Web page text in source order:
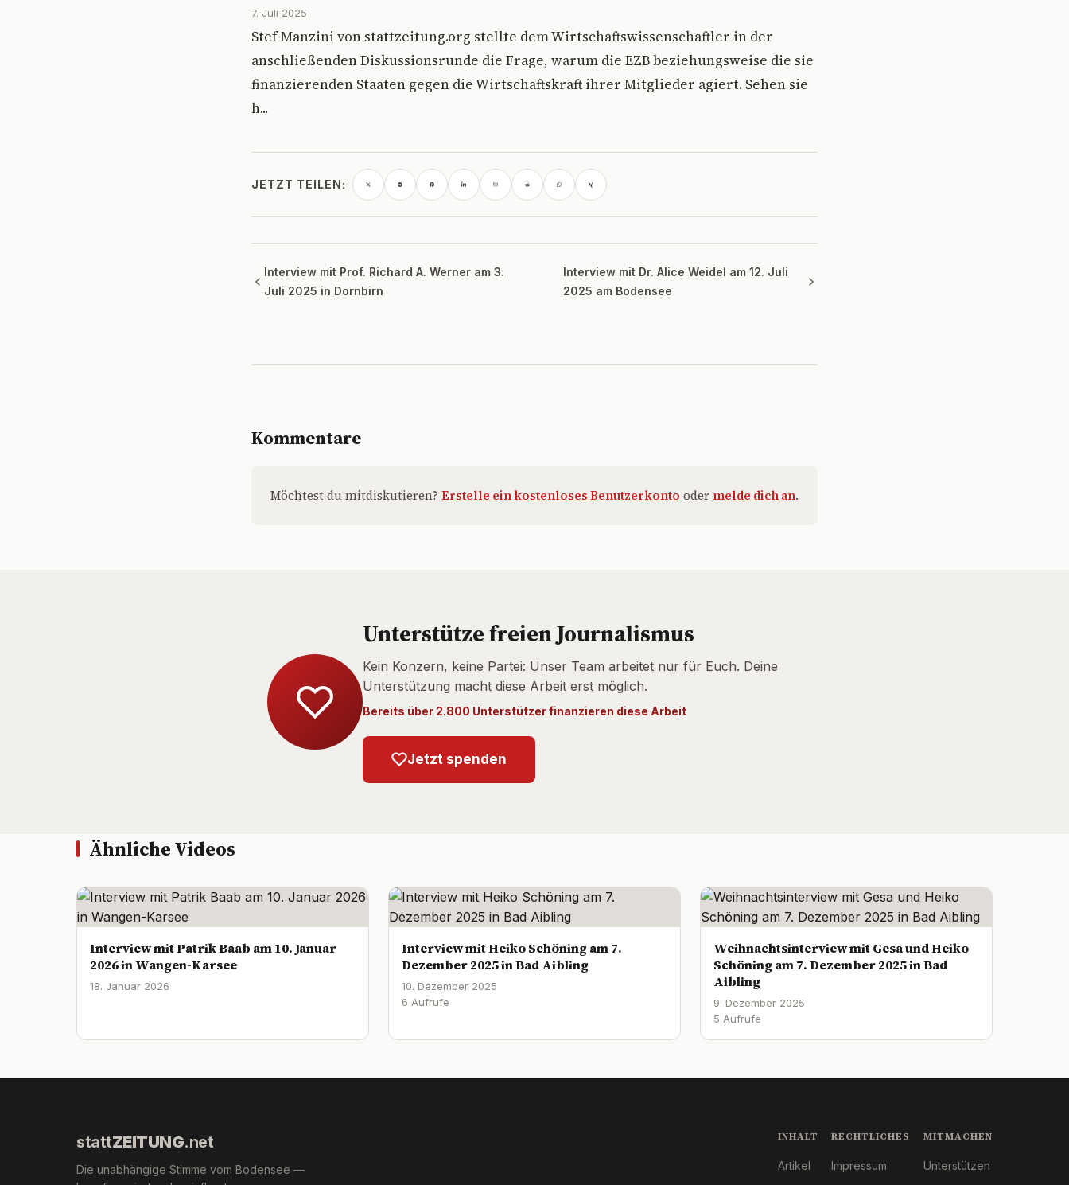
7. Juli 2025
Stef Manzini von stattzeitung.org stellte dem Wirtschaftswissenschaftler in der
anschließenden Diskussionsrunde die Frage, warum die EZB beziehungsweise die sie
finanzierenden Staaten gegen die Wirtschaftskraft ihrer Mitglieder agiert. Sehen sie
h...
JETZT TEILEN:
Interview mit Prof. Richard A. Werner am 3.
Juli 2025 in Dornbirn
Interview mit Dr. Alice Weidel am 12. Juli
2025 am Bodensee
Kommentare
Möchtest du mitdiskutieren? Erstelle ein kostenloses Benutzerkonto oder melde dich an.
Unterstütze freien Journalismus
Kein Konzern, keine Partei: Unser Team arbeitet nur für Euch. Deine
Unterstützung macht diese Arbeit erst möglich.
Bereits über 2.800 Unterstützer finanzieren diese Arbeit
Jetzt spenden
Ähnliche Videos
Interview mit Patrik Baab am 10. Januar
2026 in Wangen-Karsee
18. Januar 2026
Interview mit Heiko Schöning am 7.
Dezember 2025 in Bad Aibling
10. Dezember 2025
6 Aufrufe
Weihnachtsinterview mit Gesa und Heiko
Schöning am 7. Dezember 2025 in Bad
Aibling
9. Dezember 2025
5 Aufrufe
stattZEITUNG.net
Die unabhängige Stimme vom Bodensee —
INHALT
Artikel
RECHTLICHES
Impressum
MITMACHEN
Unterstützen